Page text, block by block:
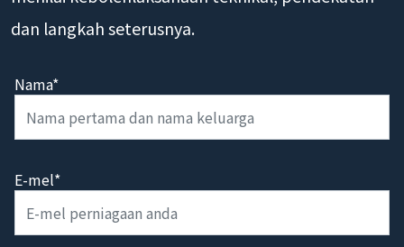
dan langkah seterusnya.
Nama*
E-mel*